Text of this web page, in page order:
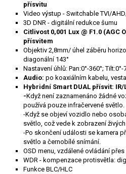
přísvitu
Video výstup - Switchable TVI/
3D DNR - digitální redukce šumu
Citlivost 0,001 Lux @ F1.0 (AGC
přísvitem
Objektiv 2,8mm/ úhel záběru
diagonální 143°
Nastavení úhlů: Pan:0°-360°; Tilt:0°-
Audio: po koaxiálním kabelu,
Hybridní Smart DUAL přísvit: IR/
-Když není zaznamenáno žádné
používá pouze infračervené světlo.
-Když se objeví vozidlo nebo
světlo, což vede k zobrazení
-Po skončení události se kamera
světlo a černobílé snímání.
OSD menu, vzdálené ovládání přes
WDR - kompenzace protisvětla:
Funkce BLC/HLC